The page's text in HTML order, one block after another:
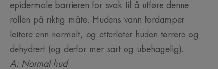
epidermale barrieren for svak til å utføre denne
rollen på riktig måte. Hudens vann fordamper
lettere enn normalt, og etterlater huden tørrere og
dehydrert (og derfor mer sart og ubehagelig).
A: Normal hud